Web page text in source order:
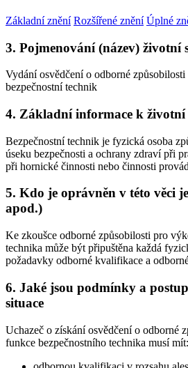
Základní znění Rozšířené znění Úplné
3. Pojmenování (název) životní
Vydání osvědčení o odborné
bezpečnostní technik
4. Základní informace k životní
Bezpečnostní technik je fyzická osoba
úseku bezpečnosti a ochrany zdraví při
při hornické činnosti nebo činnosti
5. Kdo je oprávněn v této věci
apod.)
Ke zkoušce odborné způsobilosti pro
technika může být připuštěna každá
požadavky odborné kvalifikace a
6. Jaké jsou podmínky a
situace
Uchazeč o získání osvědčení o odborné
funkce bezpečnostního technika musí mít: